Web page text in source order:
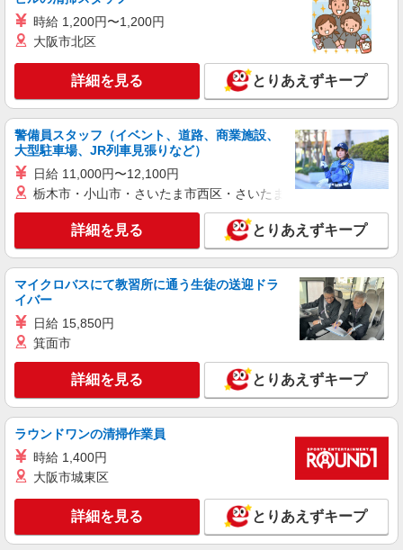
時給 1,200円〜1,200円
大阪市北区
詳細を見る とりあえずキープ
警備員スタッフ（イベント、道路、商業施設、
大型駐車場、JR列車見張りなど）
日給 11,000円〜12,100円
栃木市・小山市・さいたま市西区・さいたま市岩槻区・久喜市・
詳細を見る とりあえずキープ
マイクロバスにて教習所に通う生徒の送迎ドラ
イバー
日給 15,850円
箕面市
詳細を見る とりあえずキープ
ラウンドワンの清掃作業員
時給 1,400円
大阪市城東区
詳細を見る とりあえずキープ